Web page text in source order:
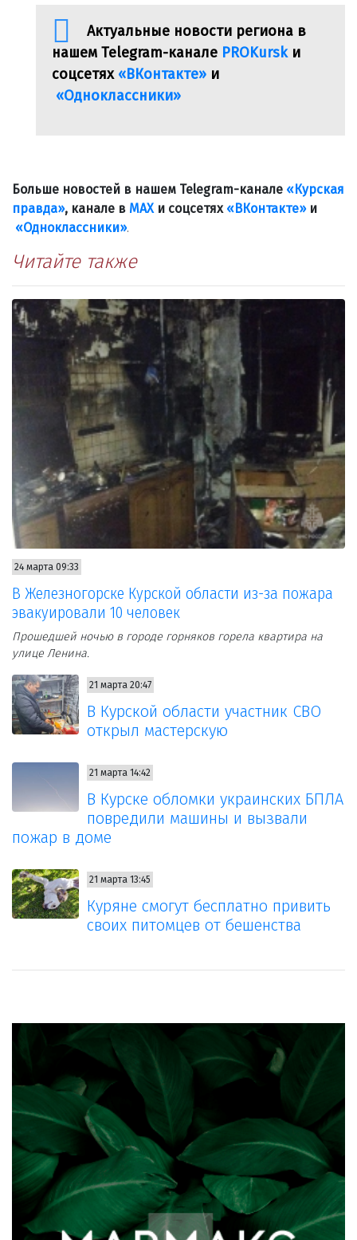
Актуальные новости региона в
нашем Telegram-канале PROKurskи
соцсетях «ВКонтакте» и
«Одноклассники»
Больше новостей в нашем Telegram-канале «Курская
правда», канале в МАХи соцсетях «ВКонтакте»и
«Одноклассники».
Читайте также
24 марта 09:33
В Железногорске Курской области из-за пожара
эвакуировали 10 человек
Прошедшей ночью в городе горняков горела квартира на
улице Ленина.
21 марта 20:47
В Курской области участник СВО
открыл мастерскую
21 марта 14:42
В Курске обломки украинских БПЛА
повредили машины и вызвали
пожар в доме
21 марта 13:45
Куряне смогут бесплатно привить
своих питомцев от бешенства